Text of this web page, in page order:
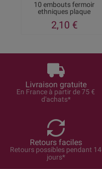
10 embouts fermoir
ethniques plaque
2,10 €
Livraison gratuite
En France à partir de 75 €
d'achats*
Retours faciles
Retours possibles pendant 14
jours*